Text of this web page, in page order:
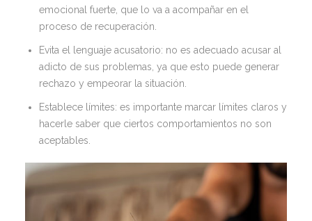
emocional fuerte, que lo va a acompañar en el
proceso de recuperación.
Evita el lenguaje acusatorio: no es adecuado acusar al
adicto de sus problemas, ya que esto puede generar
rechazo y empeorar la situación.
Establece límites: es importante marcar límites claros y
hacerle saber que ciertos comportamientos no son
aceptables.